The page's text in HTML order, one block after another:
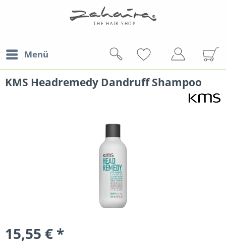
Menü
KMS Headremedy Dandruff Shampoo
15,55 € *